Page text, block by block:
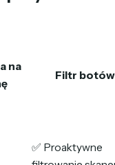
na
Filtr botów
✅ Proaktywne